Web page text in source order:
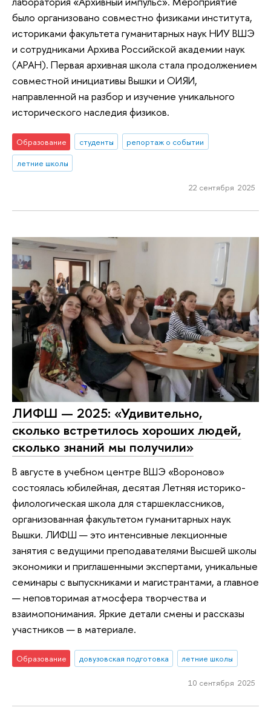
было организовано совместно физиками института,
историками факультета гуманитарных наук НИУ ВШЭ
и сотрудниками Архива Российской академии наук
(АРАН). Первая архивная школа стала продолжением
совместной инициативы Вышки и ОИЯИ,
направленной на разбор и изучение уникального
исторического наследия физиков.
Образование студенты
репортаж о событии
летние школы
22 сентября 2025
ЛИФШ — 2025: «Удивительно,
сколько встретилось хороших людей,
сколько знаний мы получили»
В августе в учебном центре ВШЭ «Вороново»
состоялась юбилейная, десятая Летняя историко-
филологическая школа для старшеклассников,
организованная факультетом гуманитарных наук
Вышки. ЛИФШ — это интенсивные лекционные
занятия с ведущими преподавателями Высшей школы
экономики и приглашенными экспертами, уникальные
семинары с выпускниками и магистрантами, а главное
— неповторимая атмосфера творчества и
взаимопонимания. Яркие детали смены и рассказы
участников — в материале.
Образование довузовская подготовка летние школы
10 сентября 2025